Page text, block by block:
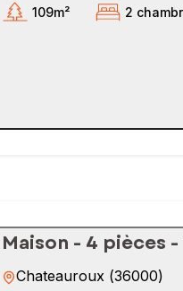
109m² 2
Maison - 4 pièces -
Chateauroux (36000)